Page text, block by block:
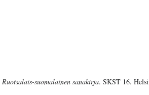
Ruotsalais-suomalainen sanakirja. SKST 16.